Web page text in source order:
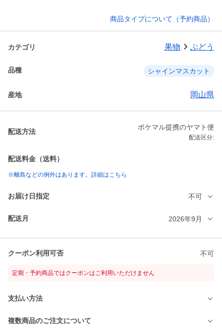
商品タイプについて（予約商品）
カテゴリ 果物 ぶどう
品種 シャインマスカット
産地 岡山県
配送方法
ポケマル提携のヤマト便
配送区分:
配送料金（送料）
※離島などの例外はあります。詳細はこちら
お届け日指定 不可
配送月 2026年9月
クーポン利用可否 不可
定期・予約商品ではクーポンはご利用いただけません
支払い方法
複数商品のご注文について